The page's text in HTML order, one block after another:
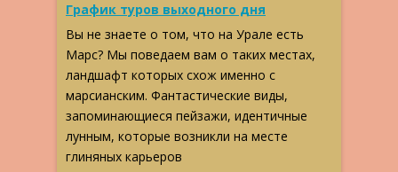
График туров выходного дня
Вы не знаете о том, что на Урале есть
Марс? Мы поведаем вам о таких местах,
ландшафт которых схож именно с
марсианским. Фантастические виды,
запоминающиеся пейзажи, идентичные
лунным, которые возникли на месте
глиняных карьеров